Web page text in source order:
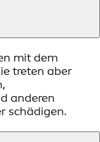
mit dem
treten aber
anderen
schädigen.